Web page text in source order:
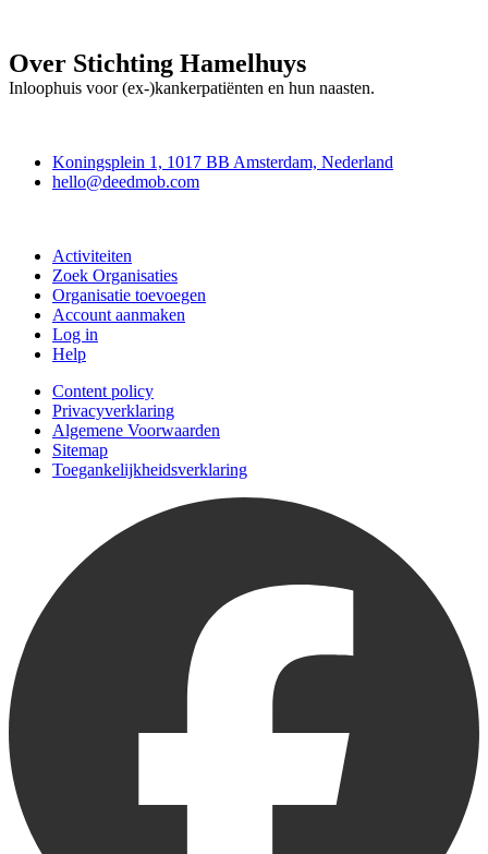
Over Stichting Hamelhuys
Inloophuis voor (ex-)kankerpatiënten en hun naasten.
Koningsplein 1, 1017 BB Amsterdam, Nederland
hello@deedmob.com
Activiteiten
Zoek Organisaties
Organisatie toevoegen
Account aanmaken
Log in
Help
Content policy
Privacyverklaring
Algemene Voorwaarden
Sitemap
Toegankelijkheidsverklaring